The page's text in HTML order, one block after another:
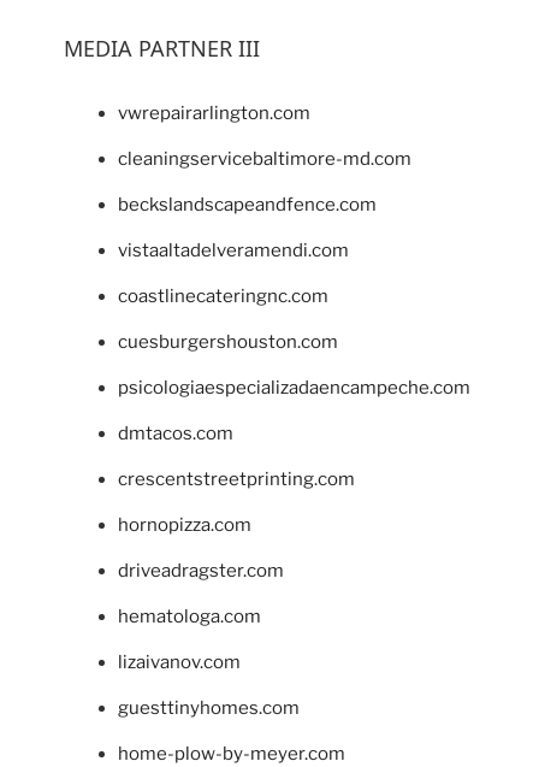
MEDIA PARTNER III
vwrepairarlington.com
cleaningservicebaltimore-md.com
beckslandscapeandfence.com
vistaaltadelveramendi.com
coastlinecateringnc.com
cuesburgershouston.com
psicologiaespecializadaencampeche.com
dmtacos.com
crescentstreetprinting.com
hornopizza.com
driveadragster.com
hematologa.com
lizaivanov.com
guesttinyhomes.com
home-plow-by-meyer.com